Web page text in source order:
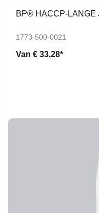
BP® HACCP-LANGE
1773-500-0021
Van € 33,28*